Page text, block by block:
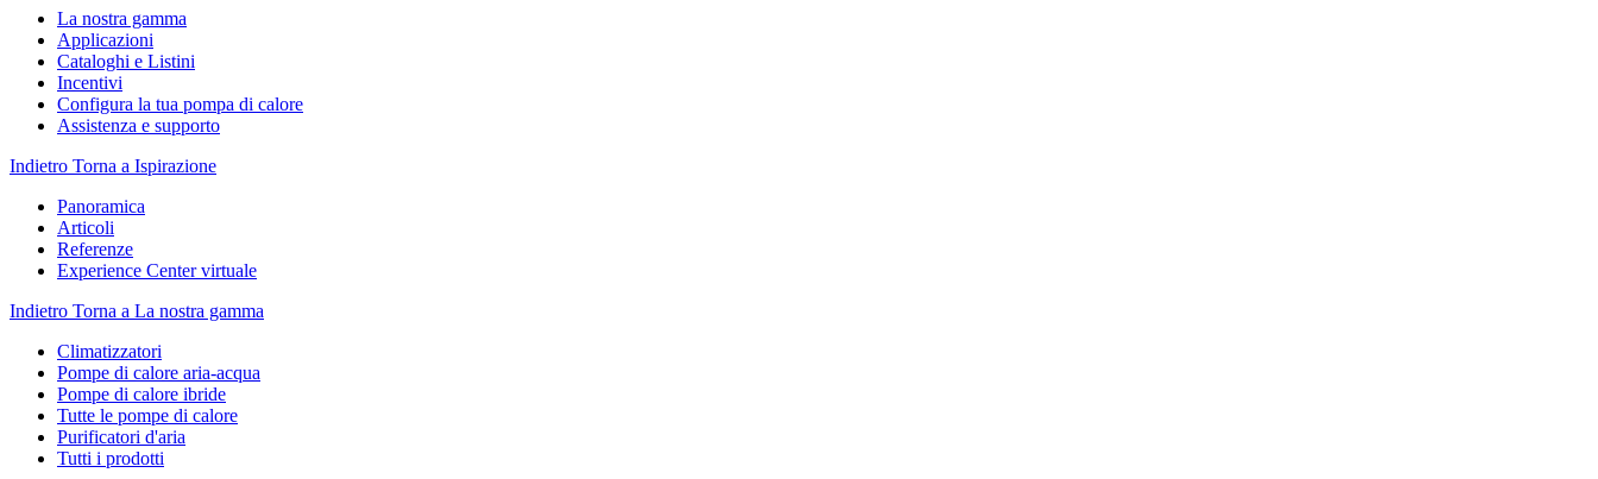
La nostra gamma
Applicazioni
Cataloghi e Listini
Incentivi
Configura la tua pompa di calore
Assistenza e supporto
Indietro Torna a Ispirazione
Panoramica
Articoli
Referenze
Experience Center virtuale
Indietro Torna a La nostra gamma
Climatizzatori
Pompe di calore aria-acqua
Pompe di calore ibride
Tutte le pompe di calore
Purificatori d'aria
Tutti i prodotti